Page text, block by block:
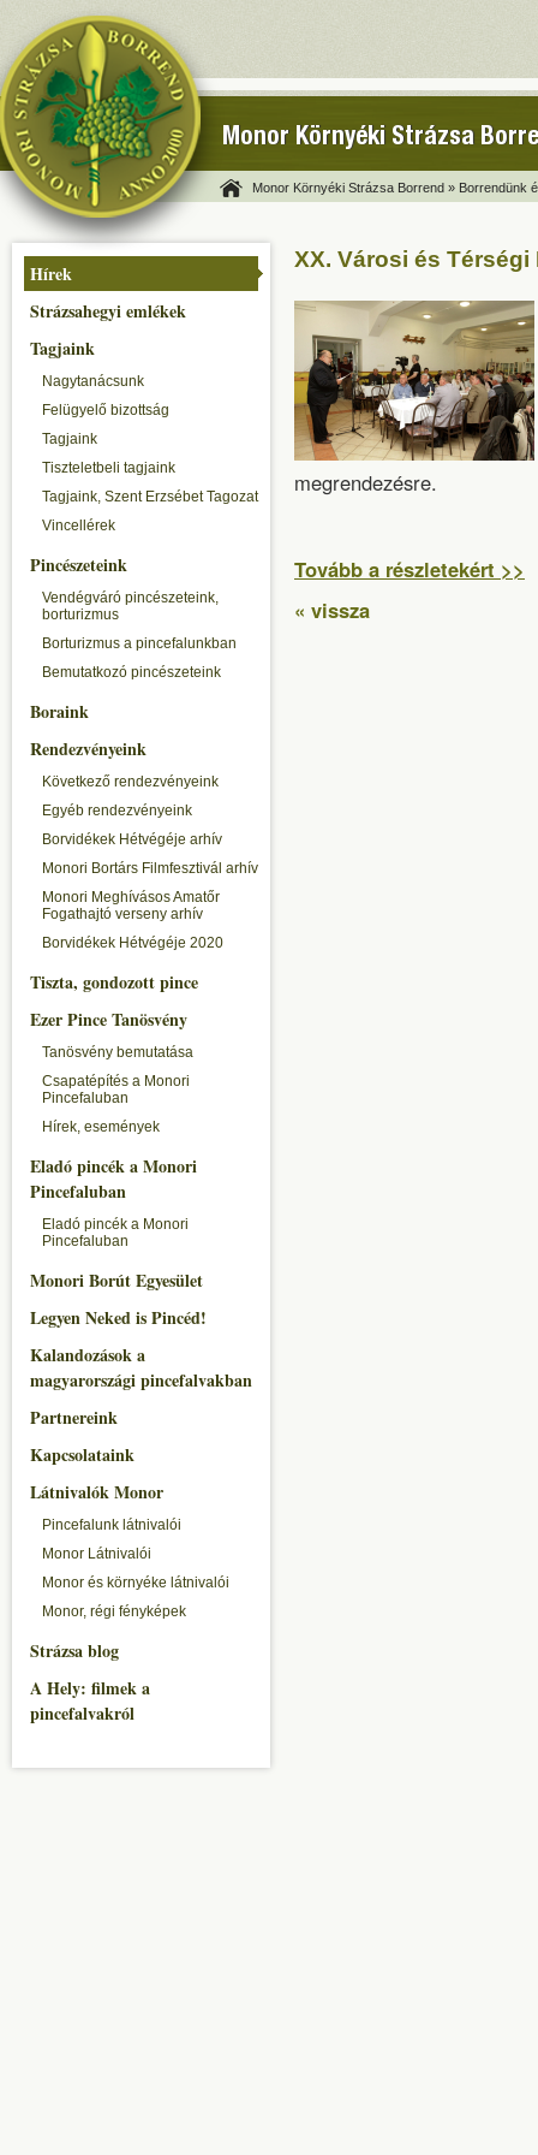
Monor Környéki Strázsa
Monor Környéki Strázsa Borrend » Borrendünk
Hírek
Strázsahegyi emlékek
Tagjaink
Nagytanácsunk
Felügyelő bizottság
Tagjaink
Tiszteletbeli tagjaink
Tagjaink, Szent Erzsébet Tagozat
Vincellérek
Pincészeteink
Vendégváró pincészeteink,
borturizmus
Borturizmus a pincefalunkban
Bemutatkozó pincészeteink
Boraink
Rendezvényeink
Következő rendezvényeink
Egyéb rendezvényeink
Borvidékek Hétvégéje arhív
Monori Bortárs Filmfesztivál arhív
Monori Meghívásos Amatőr
Fogathajtó verseny arhív
Borvidékek Hétvégéje 2020
Tiszta, gondozott pince
Ezer Pince Tanösvény
Tanösvény bemutatása
Csapatépítés a Monori
Pincefaluban
Hírek, események
Eladó pincék a Monori
Pincefaluban
Eladó pincék a Monori
Pincefaluban
Monori Borút Egyesület
Legyen Neked is Pincéd!
Kalandozások a
magyarországi pincefalvakban
Partnereink
Kapcsolataink
Látnivalók Monor
Pincefalunk látnivalói
Monor Látnivalói
Monor és környéke látnivalói
Monor, régi fényképek
Strázsa blog
A Hely: filmek a
pincefalvakról
XX. Városi és
megrendezésre.
Tovább a részletekért >>
« vissza